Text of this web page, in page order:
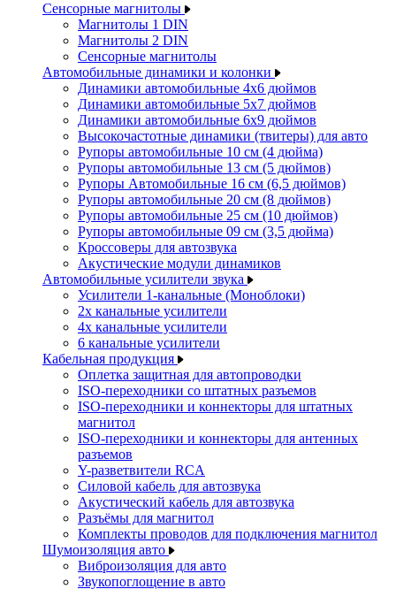
Сенсорные магнитолы
Магнитолы 1 DIN
Магнитолы 2 DIN
Сенсорные магнитолы
Автомобильные динамики и колонки
Динамики автомобильные 4x6 дюймов
Динамики автомобильные 5x7 дюймов
Динамики автомобильные 6x9 дюймов
Высокочастотные динамики (твитеры) для авто
Рупоры автомобильные 10 см (4 дюйма)
Рупоры автомобильные 13 см (5 дюймов)
Рупоры Автомобильные 16 см (6,5 дюймов)
Рупоры автомобильные 20 см (8 дюймов)
Рупоры автомобильные 25 см (10 дюймов)
Рупоры автомобильные 09 см (3,5 дюйма)
Кроссоверы для автозвука
Акустические модули динамиков
Автомобильные усилители звука
Усилители 1-канальные (Моноблоки)
2х канальные усилители
4х канальные усилители
6 канальные усилители
Кабельная продукция
Оплетка защитная для автопроводки
ISO-переходники со штатных разъемов
ISO-переходники и коннекторы для штатных
магнитол
ISO-переходники и коннекторы для антенных
разъемов
Y-разветвители RCA
Силовой кабель для автозвука
Акустический кабель для автозвука
Разъёмы для магнитол
Комплекты проводов для подключения магнитол
Шумоизоляция авто
Виброизоляция для авто
Звукопоглощение в авто